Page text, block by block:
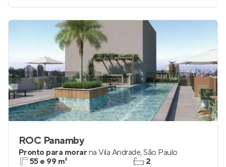
ROC Panamby
Pronto para morar na Vila Andrade,São Paulo
55 e 99 m²
2